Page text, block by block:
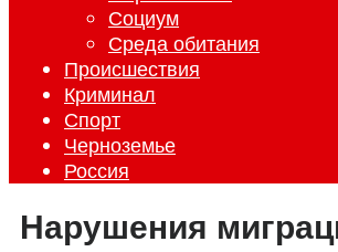
Социум
Среда обитания
Происшествия
Криминал
Спорт
Черноземье
Россия
Нарушения